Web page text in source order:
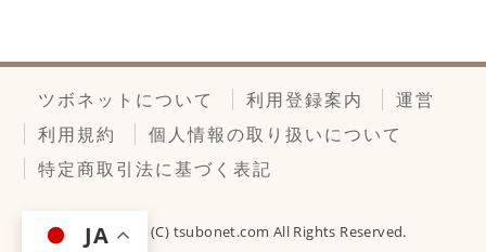
ツボネットについて 利用登録案内
運営
利用規約
個人情報の取り扱いについて
特定商取引法に基づく表記
Copyright (C) tsubonet.com All Rights Reserved.
JA